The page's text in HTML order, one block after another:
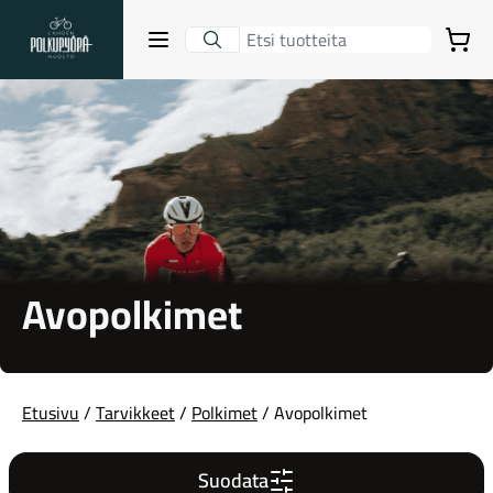
Lahden Polkupyörähuolto - etusivulle
Avaa sulje valikko
Hakutulokset
Suositut osastot
Gravel-pyörät
Ostoskori
Avopolkimet
Etusivu/Tarvikkeet/Polkimet/ Avopolkimet
Suodata